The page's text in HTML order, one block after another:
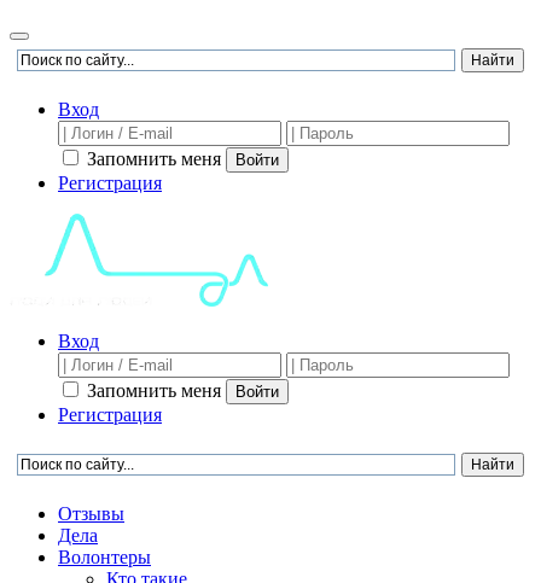
Вход
Запомнить меня Войти
Регистрация
Вход
Запомнить меня Войти
Регистрация
Отзывы
Дела
Волонтеры
Кто такие